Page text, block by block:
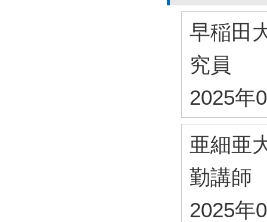
早稲田
究員
2025年
亜細亜
勤講師
2025年